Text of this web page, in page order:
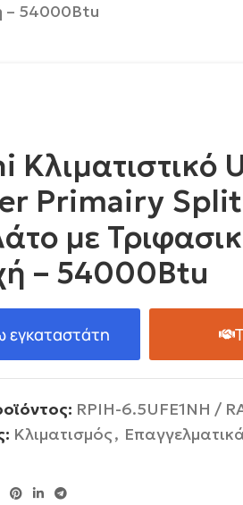
– 54000Btu
Κλιματιστικό
Primairy Split
με
– 54000Btu
εγκαταστάτη
RPIH-6.5UFE1NH /
Κλιματισμός,